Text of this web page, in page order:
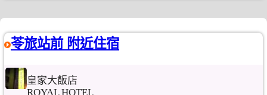
苓旅站前 附近住宿
皇家大飯店
ROYAL HOTEL